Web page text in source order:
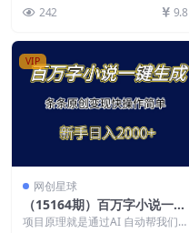
上旅行社
旅游景点的视频， 然后...
242 9.8
VIP
网创星球
（15164期）百万字小说一键
生成，条条原创变现快操作简
项目原理就是通过AI 自动帮我们